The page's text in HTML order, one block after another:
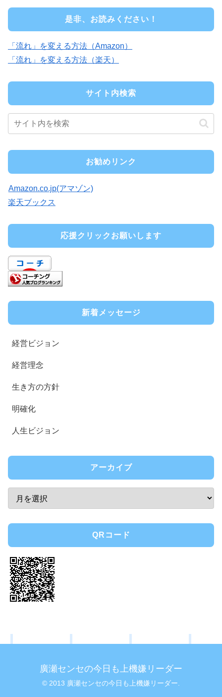
是非、お読みください！
「流れ」を変える方法（Amazon）
「流れ」を変える方法（楽天）
サイト内検索
お勧めリンク
Amazon.co.jp(アマゾン)
楽天ブックス
応援クリックお願いします
新着メッセージ
経営ビジョン
経営理念
生き方の方針
明確化
人生ビジョン
アーカイブ
QRコード
廣瀬センセの今日も上機嫌リーダー
© 2013 廣瀬センセの今日も上機嫌リーダー.